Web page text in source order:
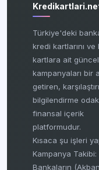
Türkiye'deki
kredi kartlarını ve
kartlara ait güncel
kampanyaları bir
getiren,
bilgilendirme
finansal içerik
platformudur.
Kısaca şu işleri
Kampanya Takibi:
Bankaların